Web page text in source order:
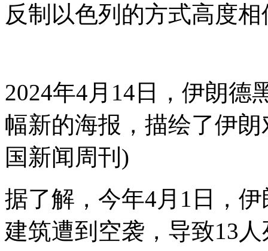
反制以色列的方式高度相
2024年4月14日，伊朗德
幅新的海报，描绘了伊
国新闻周刊)
据了解，今年4月1日，
建筑遭到空袭，导致13